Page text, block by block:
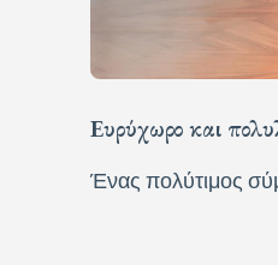
Ευρύχωρο και
Ένας πολύτιμος